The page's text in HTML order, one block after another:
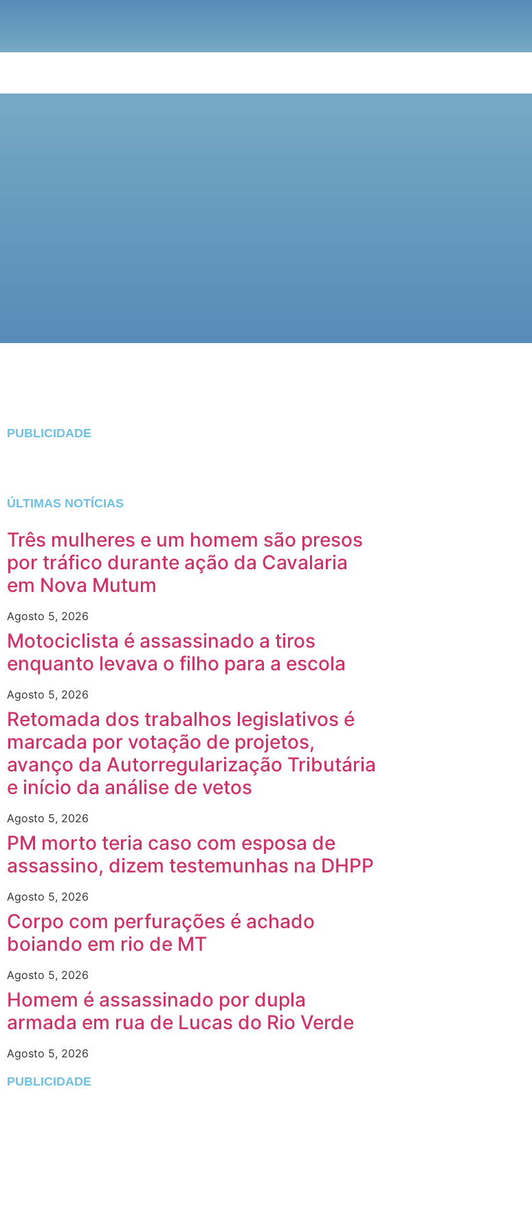
PUBLICIDADE
ÚLTIMAS NOTÍCIAS
Três mulheres e um homem são presos
por tráfico durante ação da Cavalaria
em Nova Mutum
Agosto 5, 2026
Motociclista é assassinado a tiros
enquanto levava o filho para a escola
Agosto 5, 2026
Retomada dos trabalhos legislativos é
marcada por votação de projetos,
avanço da Autorregularização Tributária
e início da análise de vetos
Agosto 5, 2026
PM morto teria caso com esposa de
assassino, dizem testemunhas na DHPP
Agosto 5, 2026
Corpo com perfurações é achado
boiando em rio de MT
Agosto 5, 2026
Homem é assassinado por dupla
armada em rua de Lucas do Rio Verde
Agosto 5, 2026
PUBLICIDADE